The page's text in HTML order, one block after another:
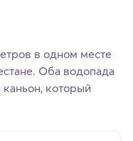
в одном месте
Оба водопада
который